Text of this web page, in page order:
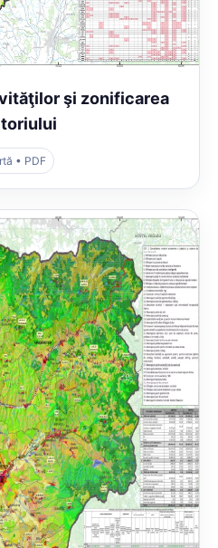
şi zonificarea
• PDF